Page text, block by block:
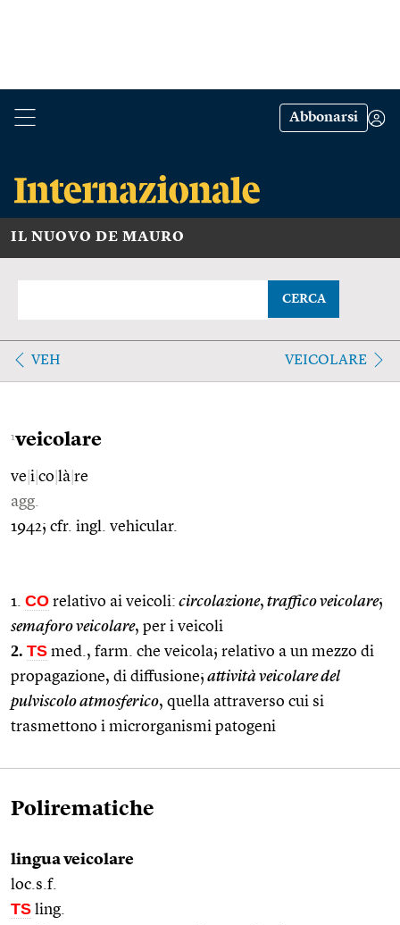
Abbonarsi
IL NUOVO DE MAURO
CERCA
VEH VEICOLARE
1veicolare
ve i co là re
agg.
1942; cfr. ingl. vehicular.
1. CO relativo ai veicoli: circolazione, traffico veicolare;
semaforo veicolare, per i veicoli
2. TS med., farm. che veicola; relativo a un mezzo di
propagazione, di diffusione; attività veicolare del
pulviscolo atmosferico, quella attraverso cui si
trasmettono i microrganismi patogeni
Polirematiche
lingua veicolare
loc.s.f.
TS ling.